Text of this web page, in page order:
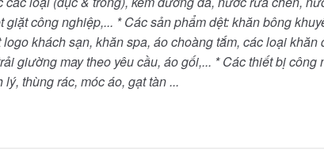
giặt công nghiệp,... * Các sản phẩm dệt: khăn bông
khách sạn, khăn spa, áo choàng tắm, các loại khăn
giường may theo yêu cầu, áo gối,... * Các thiết bị công
lý, thùng rác, móc áo, gạt tàn ...
hệ
đựng đồ amenities
Giá liên hệ
Dung dịch rửa tay khô